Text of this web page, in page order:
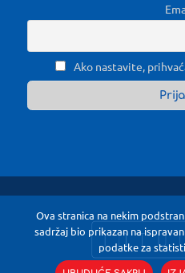
Ako nastavite,
Ova stranica na nekim
sadržaj bio prikazan na
podatke za